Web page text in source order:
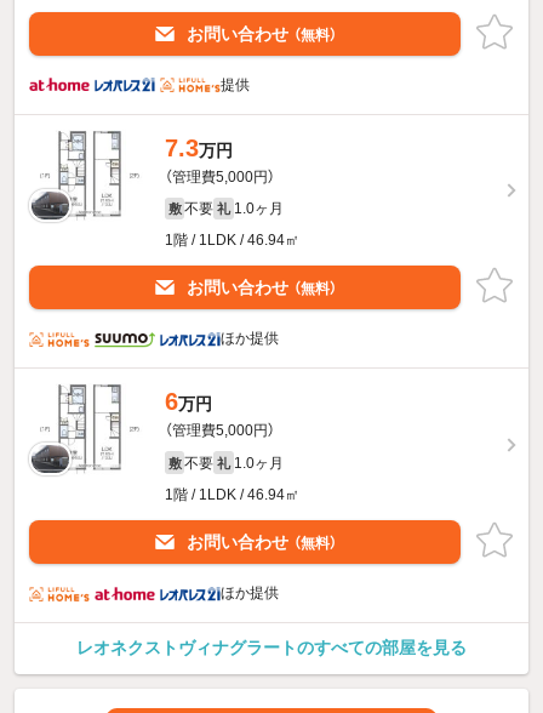
お問い合わせ （無料）
提供
7.3万円
（管理費5,000円）
敷 不要 礼 1.0ヶ月
1階 / 1LDK / 46.94㎡
お問い合わせ （無料）
ほか提供
6万円
（管理費5,000円）
敷 不要 礼 1.0ヶ月
1階 / 1LDK / 46.94㎡
お問い合わせ （無料）
ほか提供
レオネクストヴィナグラートのすべての部屋を見る